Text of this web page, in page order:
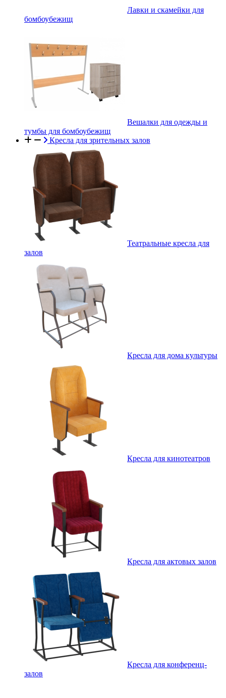
Лавки и скамейки для
бомбоубежищ
Вешалки для одежды и
тумбы для бомбоубежищ
Кресла для зрительных залов
Театральные кресла для
залов
Кресла для дома культуры
Кресла для кинотеатров
Кресла для актовых залов
Кресла для конференц-
залов